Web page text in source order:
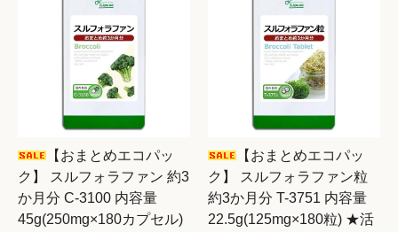
【おまとめエコパッ
ク】 スルフォラファン 約3
か月分 C-3100 内容量
45g(250mg×180カプセル)
【おまとめエコパッ
ク】 スルフォラファン粒
約3か月分 T-3751 内容量
22.5g(125mg×180粒) ★活